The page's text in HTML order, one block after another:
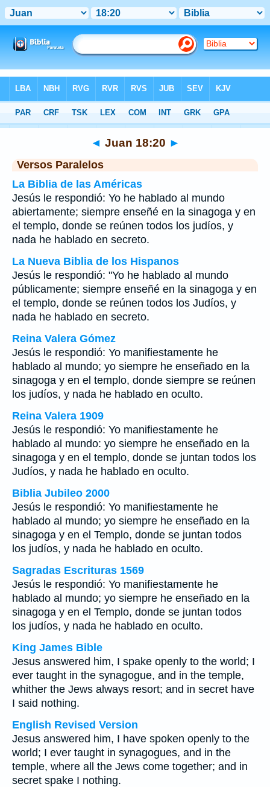
>Juan> Capítulo 18> Verso 20
◄ Juan 18:20 ►
Versos Paralelos
La Biblia de las Américas
Jesús le respondió: Yo he hablado al mundo
abiertamente; siempre enseñé en la sinagoga y en
el templo, donde se reúnen todos los judíos, y
nada he hablado en secreto.
La Nueva Biblia de los Hispanos
Jesús le respondió: "Yo he hablado al mundo
públicamente; siempre enseñé en la sinagoga y en
el templo, donde se reúnen todos los Judíos, y
nada he hablado en secreto.
Reina Valera Gómez
Jesús le respondió: Yo manifiestamente he
hablado al mundo; yo siempre he enseñado en la
sinagoga y en el templo, donde siempre se reúnen
los judíos, y nada he hablado en oculto.
Reina Valera 1909
Jesús le respondió: Yo manifiestamente he
hablado al mundo: yo siempre he enseñado en la
sinagoga y en el templo, donde se juntan todos los
Judíos, y nada he hablado en oculto.
Biblia Jubileo 2000
Jesús le respondió: Yo manifiestamente he
hablado al mundo; yo siempre he enseñado en la
sinagoga y en el Templo, donde se juntan todos
los judíos, y nada he hablado en oculto.
Sagradas Escrituras 1569
Jesús le respondió: Yo manifiestamente he
hablado al mundo; yo siempre he enseñado en la
sinagoga y en el Templo, donde se juntan todos
los judíos, y nada he hablado en oculto.
King James Bible
Jesus answered him, I spake openly to the world; I
ever taught in the synagogue, and in the temple,
whither the Jews always resort; and in secret have
I said nothing.
English Revised Version
Jesus answered him, I have spoken openly to the
world; I ever taught in synagogues, and in the
temple, where all the Jews come together; and in
secret spake I nothing.